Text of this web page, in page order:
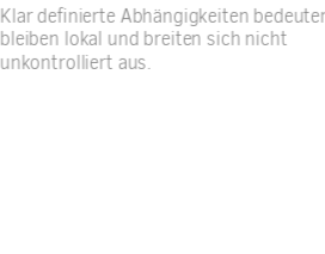
Klar definierte Abhängigkeiten
bleiben lokal und breiten sich nicht
unkontrolliert aus.